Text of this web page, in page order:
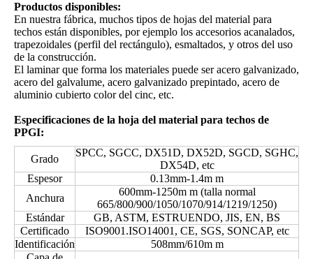
Productos disponibles:
En nuestra fábrica, muchos tipos de hojas del material para
techos están disponibles, por ejemplo los accesorios acanalados,
trapezoidales (perfil del rectángulo), esmaltados, y otros del uso
de la construcción.
El laminar que forma los materiales puede ser acero galvanizado,
acero del galvalume, acero galvanizado prepintado, acero de
aluminio cubierto color del cinc, etc.
Especificaciones de la hoja del material para techos de
PPGI:
Grado
SPCC, SGCC, DX51D, DX52D, SGCD, SGHC,
DX54D, etc
Espesor
0.13mm-1.4m m
Anchura
600mm-1250m m (talla normal
665/800/900/1050/1070/914/1219/1250)
Estándar
GB, ASTM, ESTRUENDO, JIS, EN, BS
Certificado
ISO9001.ISO14001, CE, SGS, SONCAP, etc
Identificación
508mm/610m m